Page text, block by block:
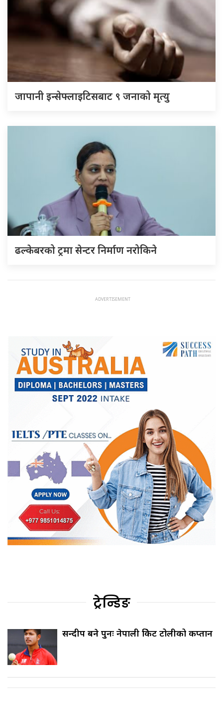
जापानी इन्सेफ्लाइटिसबाट ९ जनाको मृत्यु
ढल्केबरको ट्रमा सेन्टर निर्माण नरोकिने
ट्रेन्डिङ
सन्दीप बने पुनः नेपाली क्रिकेट टोलीको कप्तान